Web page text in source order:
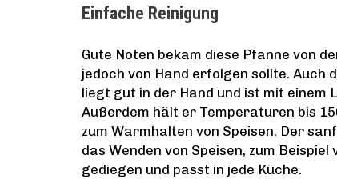
Einfache Reinigung
Gute Noten bekam diese Pfanne von
jedoch von Hand erfolgen sollte.
liegt gut in der Hand und ist mit einem
Außerdem hält er Temperaturen bis
zum Warmhalten von Speisen. Der
das Wenden von Speisen, zum
gediegen und passt in jede Küche.